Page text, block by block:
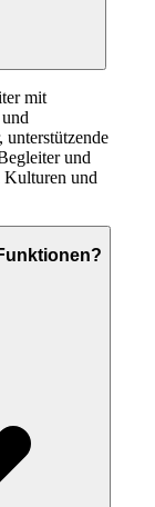
mit
unterstützende
und
Kulturen und